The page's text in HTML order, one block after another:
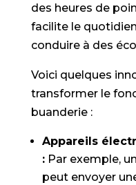
des heures de
facilite le
conduire à des
Voici quelques
transformer le
buanderie :
Appareils
:Par exemple,
peut envoyer